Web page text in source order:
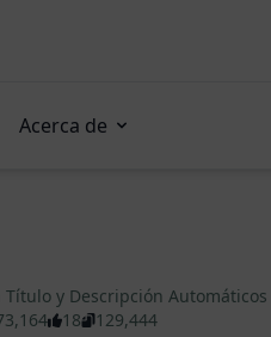
Acerca de
Título y Descripción Automáticos
18 129,444